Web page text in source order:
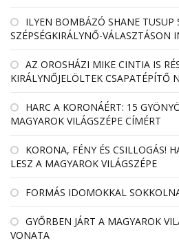
ILYEN BOMBÁZÓ SHANE TUSUP
SZÉPSÉGKIRÁLYNŐ-VÁLASZTÁSON
AZ OROSHÁZI MIKE CINTIA IS
KIRÁLYNŐJELÖLTEK CSAPATÉPÍTŐ
HARC A KORONÁÉRT: 15
MAGYAROK VILÁGSZÉPE CÍMÉRT
KORONA, FÉNY ÉS CSILLOGÁS!
LESZ A MAGYAROK VILÁGSZÉPE
FORMÁS IDOMOKKAL
GYŐRBEN JÁRT A MAGYAROK
VONATA